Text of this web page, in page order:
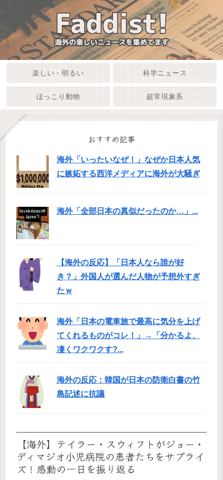
楽しい・明るい 科学ニュース
ほっこり動物 超常現象系
おすすめ記事
海外「いったいなぜ！」なぜか日本人気
に嫉妬する西洋メディアに海外が大騒ぎ
海外「全部日本の真似だったのか…」...
【海外の反応】「日本人なら誰が好
き？」外国人が選んだ人物が予想外すぎ
たｗ
海外「日本の電車旅で最高に気分を上げ
てくれるものがコレ！」→「分かるよ、
凄くワクワクす?...
海外の反応：韓国が日本の防衛白書の竹
島記述に抗議
【海外】テイラー・スウィフトがジョー・
ディマジオ小児病院の患者たちをサプライ
ズ！感動の一日を振り返る